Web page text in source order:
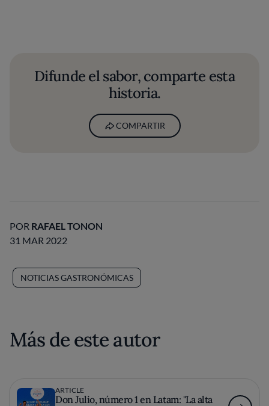
Difunde el sabor, comparte esta
historia.
COMPARTIR
POR RAFAEL TONON
31 MAR 2022
NOTICIAS GASTRONÓMICAS
Más de este autor
ARTICLE
Don Julio, número 1 en Latam: "La alta